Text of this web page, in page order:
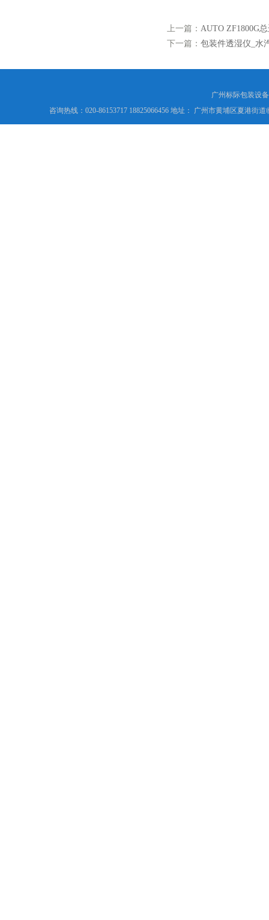
上一篇： AUTO ZF1800G
下一篇： 包装件透湿仪_水
广州标际包装设
咨询热线：020-86153717 18825066456 地址： 广州市黄埔区夏港街